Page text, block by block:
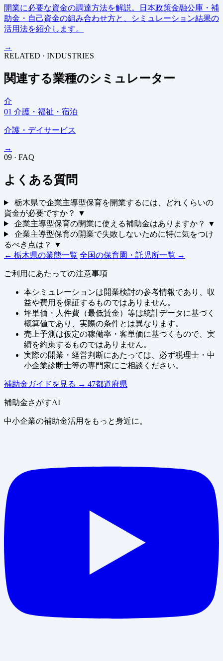
開業に必要な資金の調達方法を解説。日本政策金融公庫・補
助金・自己資金の組み合わせ方と、シミュレーション結果の
活用法を紹介します。
→
RELATED · INDUSTRIES
関連する業種のシミュレーター
介
01 介護・福祉・宿泊
介護・デイサービス
→
09 · FAQ
よくある質問
栃木県で企業主導型保育を開業するには、どれくらいの
資金が必要ですか？
▼
企業主導型保育の開業に使える補助金はありますか？
▼
企業主導型保育の開業で失敗しないために特に気をつけ
るべき点は？
▼
← 栃木県の業態一覧 全国の保育園・託児所一覧 →
ご利用にあたっての注意事項
本シミュレーションは開業検討の参考情報であり、収
益や費用を保証するものではありません。
坪単価・人件費（最低賃金）等は統計データに基づく
概算値であり、実際の条件とは異なります。
売上予測は仮定の稼働率・客単価に基づくもので、実
績を約束するものではありません。
実際の開業・経営判断にあたっては、必ず税理士・中
小企業診断士等の専門家にご相談ください。
補助金ガイドを見る → 47都道府県
補助金さがすAI
中小企業の補助金活用をもっと身近に。